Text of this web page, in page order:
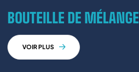
BOUTEILLE DE MÉLANGE
VOIR PLUS